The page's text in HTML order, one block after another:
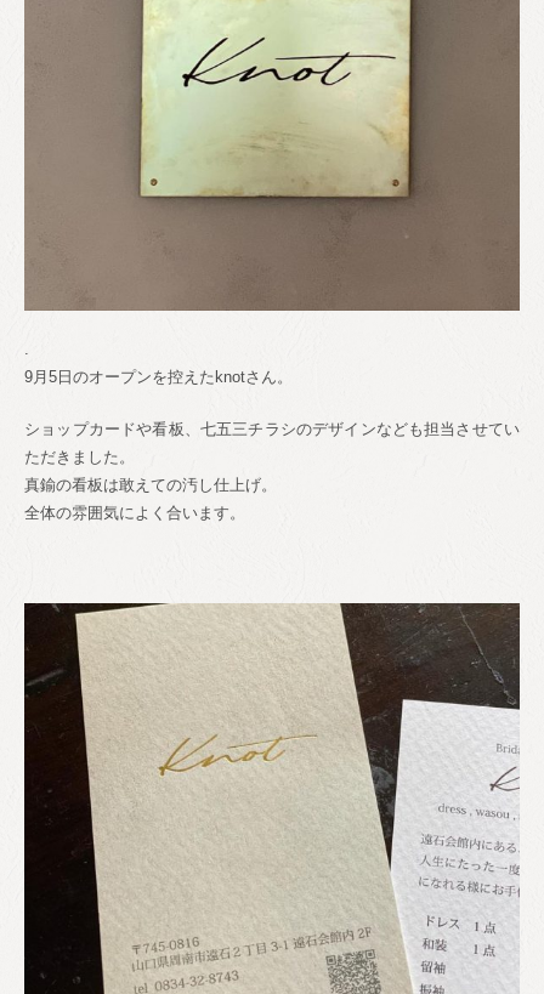
.
9月5日のオープンを控えたknotさん。
ショップカードや看板、七五三チラシのデザインなども担当させてい
ただきました。
真鍮の看板は敢えての汚し仕上げ。
全体の雰囲気によく合います。